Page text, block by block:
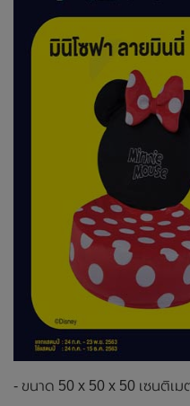
- ขนาด 50 x 50 x 50 เซนติเม